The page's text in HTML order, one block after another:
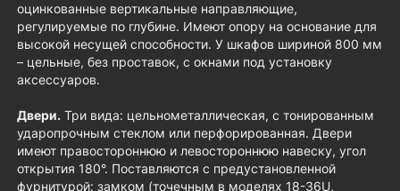
оцинкованные вертикальные направляющие,
регулируемые по глубине. Имеют опору на основание для
высокой несущей способности. У шкафов шириной 800 мм
– цельные, без проставок, с окнами под установку
аксессуаров.
Двери. Три вида: цельнометаллическая, с тонированным
ударопрочным стеклом или перфорированная. Двери
имеют правостороннюю и левостороннюю навеску, угол
открытия 180°. Поставляются с предустановленной
фурнитурой: замком (точечным в моделях 18-36U,